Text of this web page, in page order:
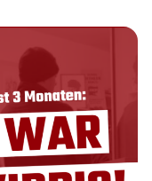
gemacht. Doch
qualitativ neuen
an:
Arbeitsverträge